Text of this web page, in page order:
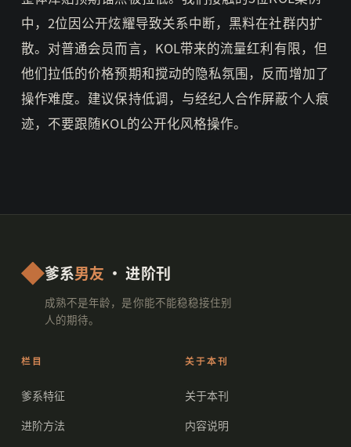
中，2位因公开炫耀导致关系中断，黑料在社群内扩
散。对普通会员而言，KOL带来的流量红利有限，但
他们拉低的价格预期和搅动的隐私氛围，反而增加了
操作难度。建议保持低调，与经纪人合作屏蔽个人痕
迹，不要跟随KOL的公开化风格操作。
爹系男友 · 进阶刊
成熟不是年龄，是你能不能稳稳接住别
人的期待。
栏目
爹系特征
进阶方法
关于本刊
关于本刊
内容说明